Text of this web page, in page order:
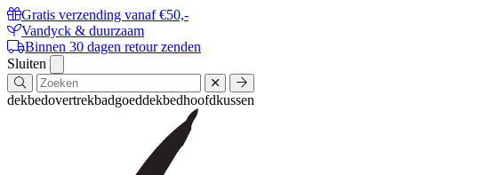
Meteen
naar
de
content
Gratis verzending vanaf €50,-
Vandyck & duurzaam
Binnen 30 dagen retour zenden
Sluiten Menu
dekbedovertrekbadgoeddekbedhoofdkussen